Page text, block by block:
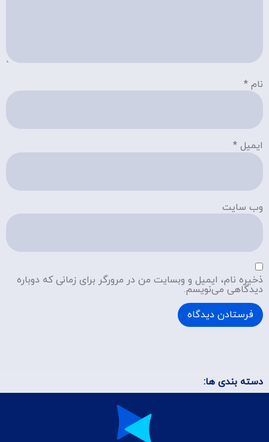
نام *
ایمیل *
وب‌ سایت
ذخیره نام، ایمیل و وبسایت من در مرورگر برای زمانی که دوباره
دیدگاهی می‌نویسم.
دسته بندی ها: